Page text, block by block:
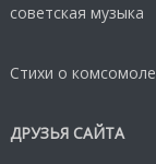
советская музыка
Стихи о комсомоле
ДРУЗЬЯ САЙТА